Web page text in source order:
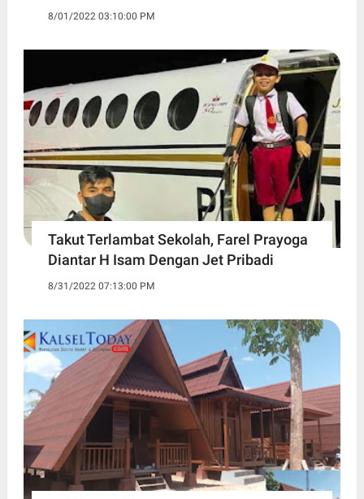
8/01/2022 03:10:00 PM
Takut Terlambat Sekolah, Farel Prayoga
Diantar H Isam Dengan Jet Pribadi
8/31/2022 07:13:00 PM